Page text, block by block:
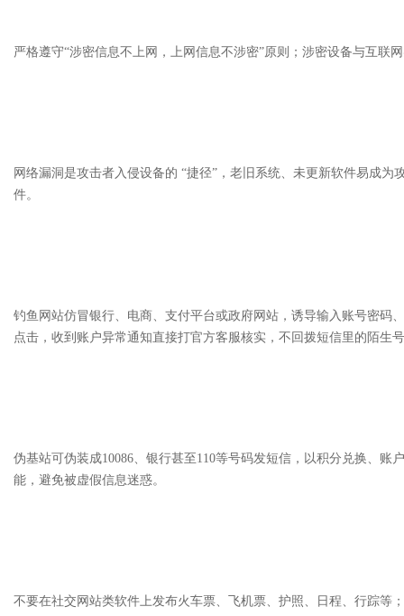
严格遵守“涉密信息不上网，上网信息不涉密”原则；涉密设备与互联
网络漏洞是攻击者入侵设备的 “捷径”，老旧系统、未更新软件易成
件。
钓鱼网站仿冒银行、电商、支付平台或政府网站，诱导输入账号密码
点击，收到账户异常通知直接打官方客服核实，不回拨短信里的陌生
伪基站可伪装成10086、银行甚至110等号码发短信，以积分兑换、
能，避免被虚假信息迷惑。
不要在社交网站类软件上发布火车票、飞机票、护照、日程、行踪等